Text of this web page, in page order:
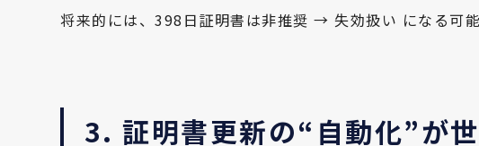
将来的には、398日証明書は非推奨 → 失効扱い になる可能
3. 証明書更新の“自動化”が